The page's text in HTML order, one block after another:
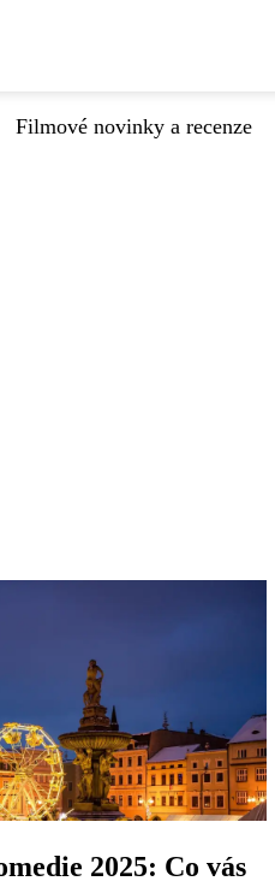
Filmové novinky a recenze
2025: Co vás